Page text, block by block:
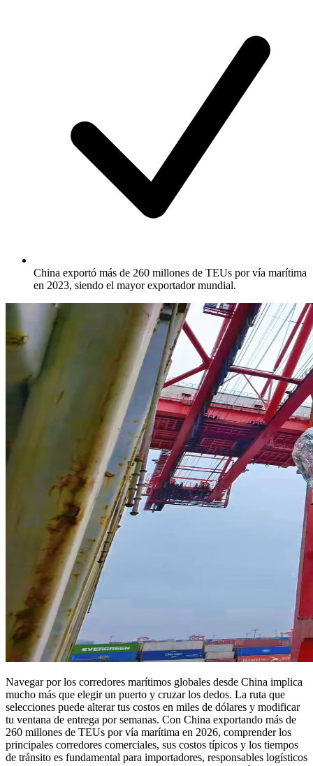
China exportó más de 260 millones de TEUs por vía marítima
en 2023, siendo el mayor exportador mundial.
Navegar por los corredores marítimos globales desde China implica
mucho más que elegir un puerto y cruzar los dedos. La ruta que
selecciones puede alterar tus costos en miles de dólares y modificar
tu ventana de entrega por semanas. Con China exportando más de
260 millones de TEUs por vía marítima en 2026, comprender los
principales corredores comerciales, sus costos típicos y los tiempos
de tránsito es fundamental para importadores, responsables logísticos